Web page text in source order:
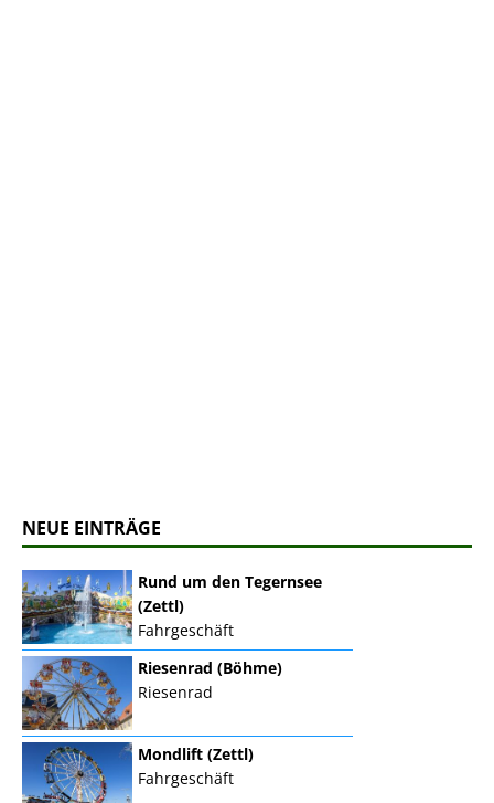
NEUE EINTRÄGE
Rund um den Tegernsee
(Zettl)
Fahrgeschäft
Riesenrad (Böhme)
Riesenrad
Mondlift (Zettl)
Fahrgeschäft